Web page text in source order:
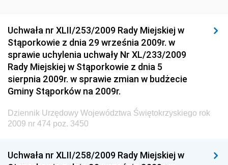
Dziennik Urzędowy Ministra Budownictwa i Przemysłu
Materiałów Budowlanych
Dziennik Urzędowy Ministra Infrastruktury i Rozwoju
Dziennik Urzędowy Głównego Inspektoratu Ochrony
Środowiska
Środowiska
Dziennik Urzędowy Ministerstwa Administracji i
Uchwała nr XLII/253/2009 Rady Miejskiej w
Stąporkowie z dnia 29 września 2009r. w
sprawie uchylenia uchwały Nr XL/233/2009
Rady Miejskiej w Stąporkowie z dnia 5
sierpnia 2009r. w sprawie zmian w budżecie
Gminy Stąporków na 2009r.
Dziennik Urzędowy Województwa Świętokrzyskiego rok
2009 nr 474 poz. 3450
Uchwała nr XLII/258/2009 Rady Miejskiej w